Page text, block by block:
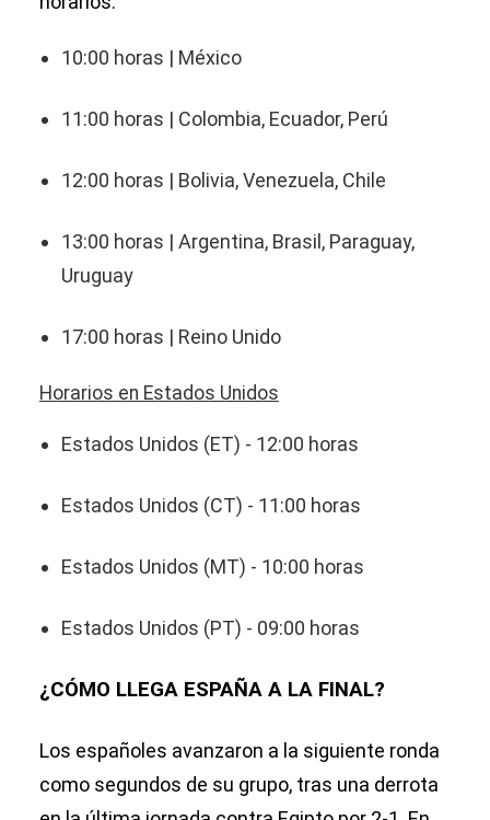
10:00 horas | México
11:00 horas | Colombia, Ecuador, Perú
12:00 horas | Bolivia, Venezuela, Chile
13:00 horas | Argentina, Brasil, Paraguay,
Uruguay
17:00 horas | Reino Unido
Horarios en Estados Unidos
Estados Unidos (ET) - 12:00 horas
Estados Unidos (CT) - 11:00 horas
Estados Unidos (MT) - 10:00 horas
Estados Unidos (PT) - 09:00 horas
¿CÓMO LLEGA ESPAÑA A LA FINAL?
Los españoles avanzaron a la siguiente ronda
como segundos de su grupo, tras una derrota